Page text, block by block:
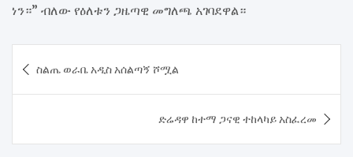
ነን።” ብለው የዕለቱን ጋዜጣዊ መግለጫ አገባደዋል።
navigation
ስልጤ ወራቤ አዲስ አሰልጣኝ ሾሟል
ድሬዳዋ ከተማ ጋናዊ ተከላካይ አስፈረመ